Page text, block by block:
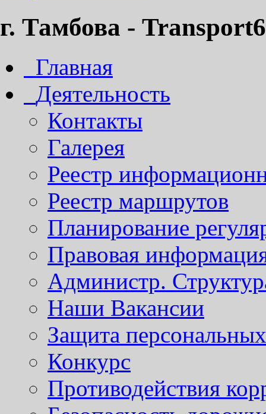
г. Тамбова -
Главная
Деятельность
Контакты
Галерея
Реестр
Реестр маршрутов
Планирование
Правовая
Администр.
Наши Вакансии
Защита
Конкурс
Противодействия